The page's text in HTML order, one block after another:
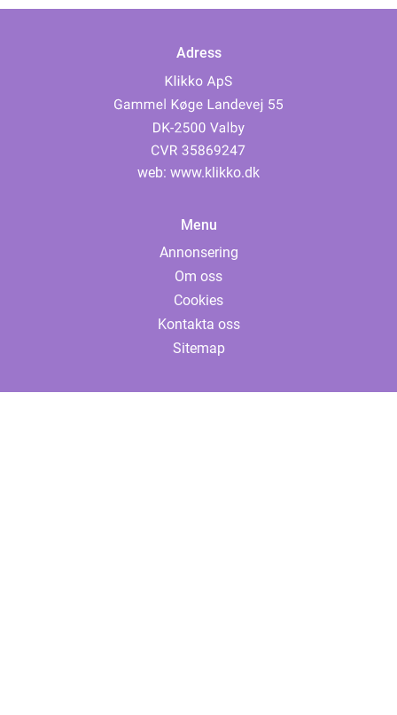
Adress
web: www.klikko.dk
Menu
Annonsering
Om oss
Cookies
Kontakta oss
Sitemap